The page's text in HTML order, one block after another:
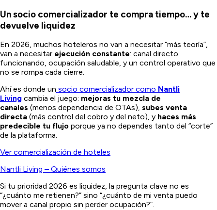
Un socio comercializador te compra tiempo… y te
devuelve liquidez
En 2026, muchos hoteleros no van a necesitar “más teoría”,
van a necesitar ejecución constante: canal directo
funcionando, ocupación saludable, y un control operativo que
no se rompa cada cierre.
Ahí es donde un socio comercializador como Nantli
Living cambia el juego: mejoras tu mezcla de
canales (menos dependencia de OTAs), subes venta
directa (más control del cobro y del neto), y haces más
predecible tu flujo porque ya no dependes tanto del “corte”
de la plataforma.
Ver comercialización de hoteles
Nantli Living – Quiénes somos
Si tu prioridad 2026 es liquidez, la pregunta clave no es
“¿cuánto me retienen?” sino “¿cuánto de mi venta puedo
mover a canal propio sin perder ocupación?”.